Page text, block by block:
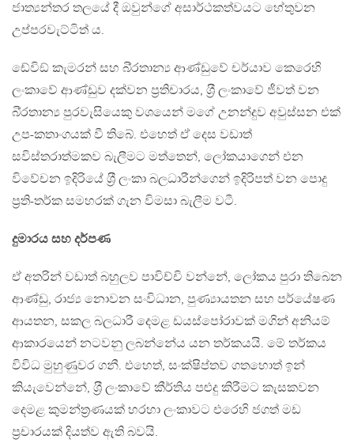
ජාත්‍යන්තර තලයේ දී ඔවුන්ගේ අසාර්ථකත්වයට හේතුවන
උප්පරවැට්ටිත් ය.
ඩේවිඞ් කැමරන් සහ බි‍්‍රතාන්‍ය ආණ්ඩුවේ චර්යාව කෙරෙහි
ලංකාවේ ආණ්ඩුව දක්වන ප‍්‍රතිචාරය, ශ‍්‍රී ලංකාවේ ජීවත් වන
බි‍්‍රතාන්‍ය පුරවැසියෙකු වශයෙන් මගේ උනන්දුව අවුස්සන එක්
උප-කතාංගයක් වී තිබේ. එහෙත් ඒ දෙස වඩාත්
සවිස්තරාත්මකව බැලීමට මත්තෙන්, ලෝකයාගෙන් එන
විවේචන ඉදිරියේ ශ‍්‍රී ලංකා බලධාරීන්ගෙන් ඉදිරිපත් වන පොදු
ප‍්‍රති-තර්ක සමහරක් ගැන විමසා බැලීම වටී.
දුමාරය සහ දර්පණ
ඒ අතරින් වඩාත් බහුලව පාවිච්චි වන්නේ, ලෝකය පුරා තිබෙන
ආණ්ඩු, රාජ්‍ය නොවන සංවිධාන, පුණ්‍යායතන සහ පර්යේෂණ
ආයතන, සකල බලධාරී දෙමළ ඩයස්පෝරාවක් මගින් අනියම්
ආකාරයෙන් නටවනු ලබන්නේය යන තර්කයයි. මේ තර්කය
විවිධ මුහුණුවර ගනී. එහෙත්, සංක්ෂිප්තව ගතහොත් ඉන්
කියැවෙන්නේ, ශ‍්‍රී ලංකාවේ කීර්තිය පළුදු කිරීමට කැසකවන
දෙමළ කුමන්ත‍්‍රණයක් හරහා ලංකාවට එරෙහි ජගත් මඩ
ප‍්‍රචාරයක් දියත්ව ඇති බවයි.